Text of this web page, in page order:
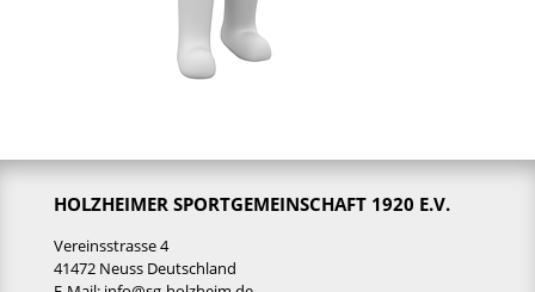
HOLZHEIMER SPORTGEMEINSCHAFT 1920 E.V.
Vereinsstrasse 4
41472 Neuss Deutschland